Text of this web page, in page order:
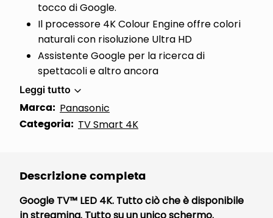
tocco di Google.
Il processore 4K Colour Engine offre colori
naturali con risoluzione Ultra HD
Assistente Google per la ricerca di
spettacoli e altro ancora
Leggi tutto
Marca: Panasonic
Categoria: TV Smart 4K
Descrizione completa
Google TV™ LED 4K. Tutto ciò che è disponibile